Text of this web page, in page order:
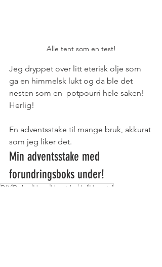
Alle tent som en test!
Jeg dryppet over litt eterisk olje som
ga en himmelsk lukt og da ble det
nesten som en  potpourri hele saken!
Herlig!
En adventsstake til mange bruk, akkurat
som jeg liker det.
Min adventsstake med
forundringsboks under!
DIYDekor Hytta Høytider Jul Hyttejul